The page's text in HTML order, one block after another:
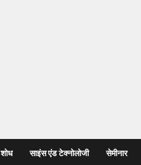
शोध साइंस एंड टेक्नोलोजी सेमीनार